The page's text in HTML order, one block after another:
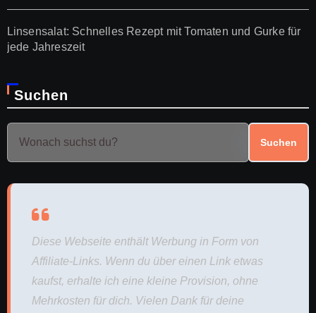
Linsensalat: Schnelles Rezept mit Tomaten und Gurke für
jede Jahreszeit
Suchen
Suchen
Diese Webseite enthält Werbung in Form von
Affiliate-Links. Wenn du über einen Link etwas
kaufst, erhalte ich eine kleine Provision, ohne
Mehrkosten für dich. Vielen Dank für deine